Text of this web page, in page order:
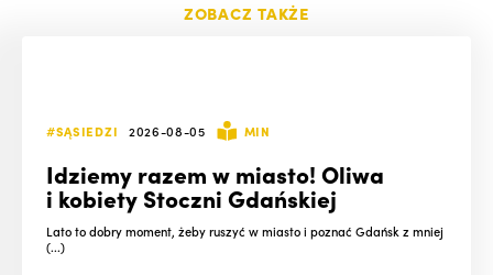
ZOBACZ TAKŻE
#SĄSIEDZI 2026-08-05 MIN
Idziemy razem w miasto! Oliwa
i kobiety Stoczni Gdańskiej
Lato to dobry moment, żeby ruszyć w miasto i poznać Gdańsk z mniej
(...)